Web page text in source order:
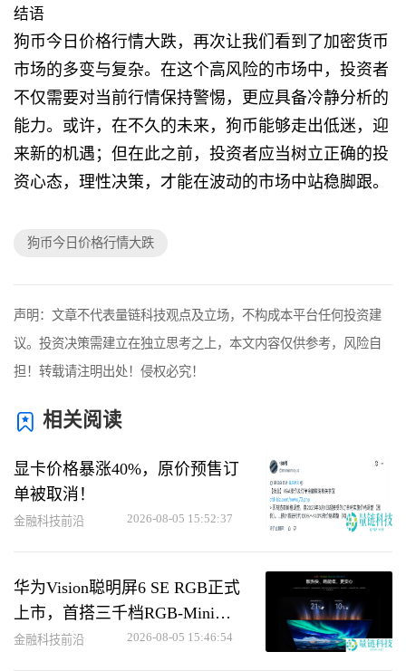
结语
狗币今日价格行情大跌，再次让我们看到了加密货币
市场的多变与复杂。在这个高风险的市场中，投资者
不仅需要对当前行情保持警惕，更应具备冷静分析的
能力。或许，在不久的未来，狗币能够走出低迷，迎
来新的机遇；但在此之前，投资者应当树立正确的投
资心态，理性决策，才能在波动的市场中站稳脚跟。
狗币今日价格行情大跌
声明：文章不代表量链科技观点及立场，不构成本平台任何投资建
议。投资决策需建立在独立思考之上，本文内容仅供参考，风险自
担！转载请注明出处！侵权必究！
相关阅读
显卡价格暴涨40%，原价预售订
单被取消！
金融科技前沿 2026-08-05 15:52:37
华为Vision聪明屏6 SE RGB正式
上市，首搭三千档RGB-Mini
LED技术
金融科技前沿 2026-08-05 15:46:54